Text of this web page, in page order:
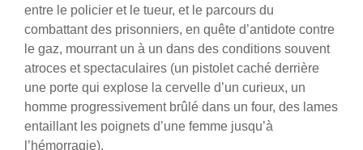
entre le policier et le tueur, et le parcours du
combattant des prisonniers, en quête d’antidote contre
le gaz, mourrant un à un dans des conditions souvent
atroces et spectaculaires (un pistolet caché derrière
une porte qui explose la cervelle d’un curieux, un
homme progressivement brûlé dans un four, des lames
entaillant les poignets d’une femme jusqu’à
l’hémorragie).